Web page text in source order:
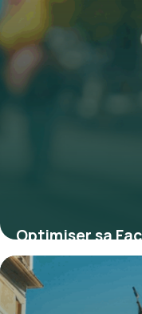
Optimiser sa
Guide Complet
4 juillet 2025